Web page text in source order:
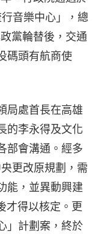
音樂中心」，總
黨輪替後，交通
碼頭有航商使
局處首長在高雄
的李永得及文化
部會溝通。經多
更改原規劃，需
能，並異動興建
才得以核定。更
」計劃案，終於